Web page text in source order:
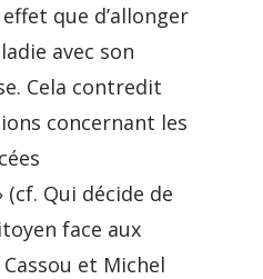
que d’allonger
avec son
Cela contredit
concernant les
Qui décide de
face aux
et Michel